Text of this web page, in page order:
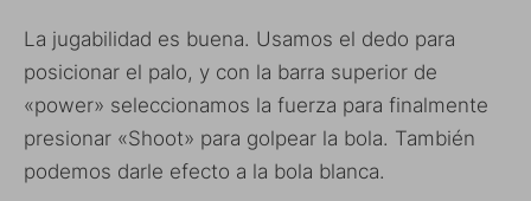
La jugabilidad es buena. Usamos el dedo para
posicionar el palo, y con la barra superior de
«power» seleccionamos la fuerza para finalmente
presionar «Shoot» para golpear la bola. También
podemos darle efecto a la bola blanca.